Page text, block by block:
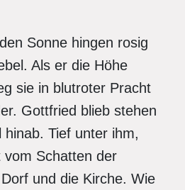
Sonne hingen rosig
Als er die Höhe
sie in blutroter Pracht
Gottfried blieb stehen
hinab. Tief unter ihm,
vom Schatten der
und die Kirche. Wie